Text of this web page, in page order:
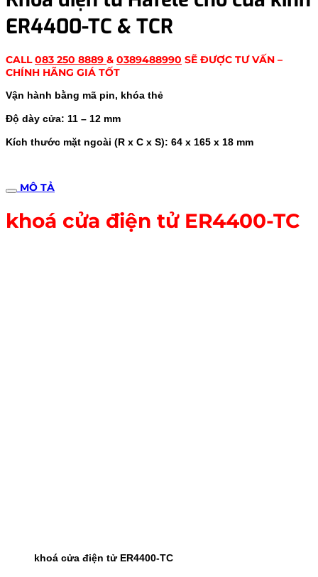
ER4400-TC & TCR
CALL083 250 8889 & 0389488990 SẼ ĐƯỢC TƯ VẤN –
CHÍNH HÃNG GIÁ TỐT
Vận hành bằng mã pin, khóa thẻ
Độ dày cửa: 11 – 12 mm
Kích thước mặt ngoài (R x C x S): 64 x 165 x 18 mm
MÔ TẢ
khoá cửa điện tử ER4400-TC
khoá cửa điện tử ER4400-TC